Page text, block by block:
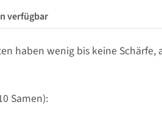
verfügbar
haben wenig bis keine
Samen):